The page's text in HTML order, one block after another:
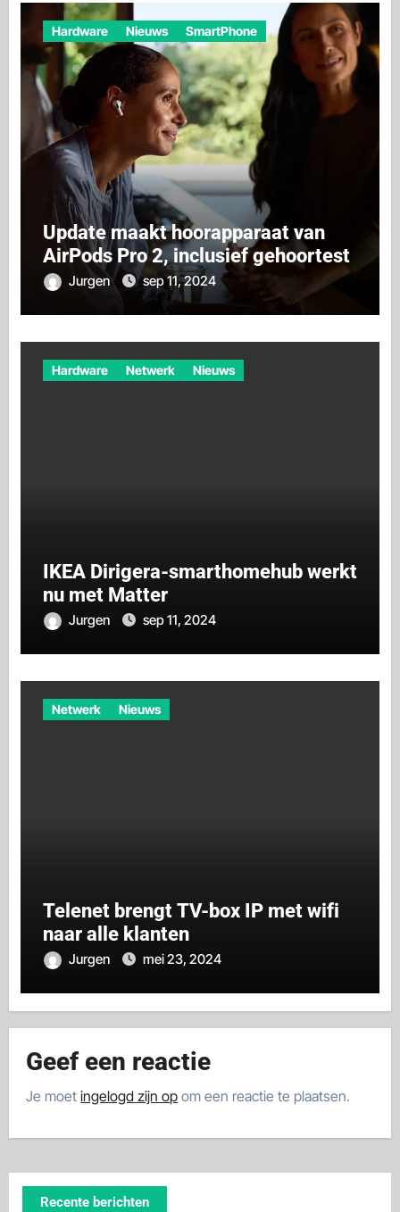
Hardware Nieuws SmartPhone
Update maakt hoorapparaat van
AirPods Pro 2, inclusief gehoortest
Jurgen sep 11, 2024
Hardware Netwerk Nieuws
IKEA Dirigera-smarthomehub werkt
nu met Matter
Jurgen sep 11, 2024
Netwerk Nieuws
Telenet brengt TV-box IP met wifi
naar alle klanten
Jurgen mei 23, 2024
Geef een reactie
Je moetingelogd zijn op om een reactie te plaatsen.
Recente berichten